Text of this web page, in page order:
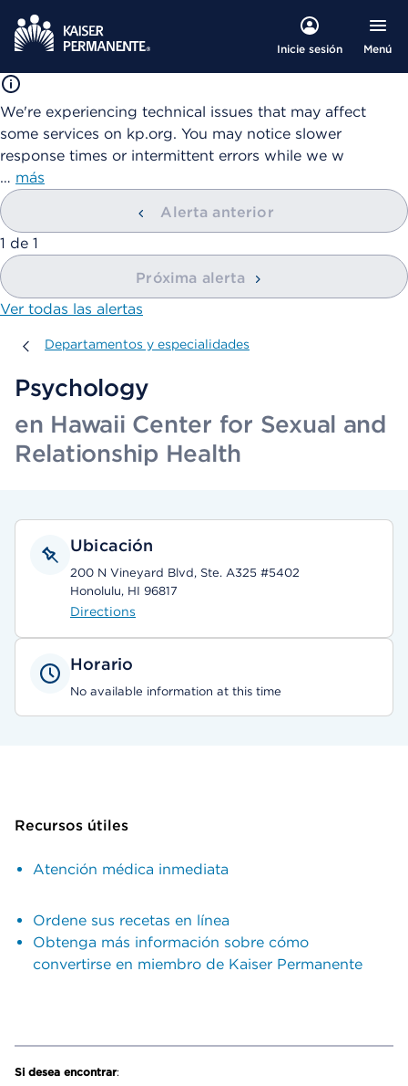
Inicie sesión Menú
We're experiencing technical issues that may affect
some services on kp.org. You may notice slower
response times or intermittent errors while we w
… más
Alerta anterior
mostrando
1 de 1
Próxima alerta
Ver todas las alertas
Departamentos y especialidades
Departamentos y especialidades
Psychology
en Hawaii Center for Sexual and
Relationship Health
Ubicación
200 N Vineyard Blvd, Ste. A325 #5402
Honolulu, HI 96817
Directions
Horario
No available information at this time
Recursos útiles
Atención médica inmediata
Ordene sus recetas en línea
Obtenga más información sobre cómo
convertirse en miembro de Kaiser Permanente
Si desea encontrar: